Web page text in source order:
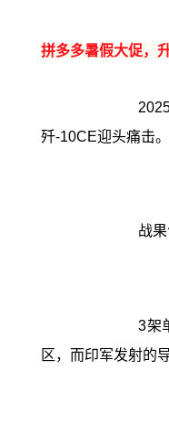
拼多多暑假大促，
歼-10CE迎头痛击。
战
3架
区，而印军发射的